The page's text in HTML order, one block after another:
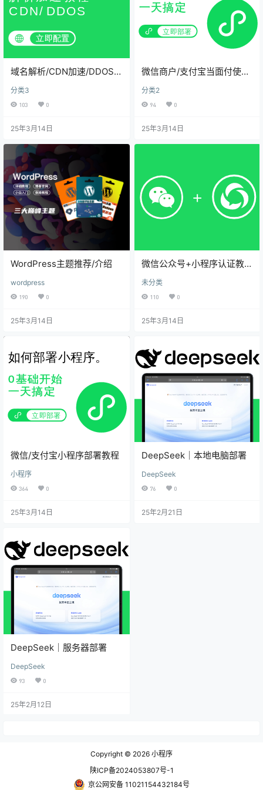
域名解析/CDN加速/DDOS防
护
分类3
103 0
25年3月14日
微信商户/支付宝当面付使用
教程
分类2
94 0
25年3月14日
WordPress主题推荐/介绍
wordpress
190 0
25年3月14日
微信公众号+小程序认证教程
未分类
110 0
25年3月14日
微信/支付宝小程序部署教程
小程序
364 0
25年3月14日
DeepSeek｜本地电脑部署
DeepSeek
76 0
25年2月21日
DeepSeek｜服务器部署
DeepSeek
93 0
25年2月12日
Copyright © 2026 小程序
陕ICP备2024053807号-1
京公网安备 11021154432184号